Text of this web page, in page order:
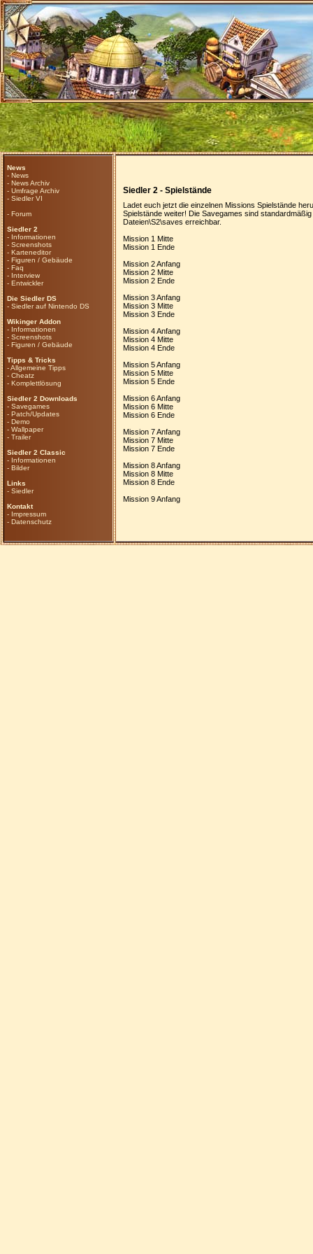
News
- News
- News Archiv
- Umfrage Archiv
- Siedler VI
- Forum
Siedler 2
- Informationen
- Screenshots
- Karteneditor
- Figuren / Gebäude
- Faq
- Interview
- Entwickler
Die Siedler DS
- Siedler auf Nintendo DS
Wikinger Addon
- Informationen
- Screenshots
- Figuren / Gebäude
Tipps & Tricks
-Allgemeine Tipps
- Cheatz
- Komplettlösung
Siedler 2 Downloads
- Savegames
- Patch/Updates
- Demo
- Wallpaper
- Trailer
Siedler 2 Classic
- Informationen
- Bilder
Links
- Siedler
Kontakt
- Impressum
- Datenschutz
Siedler 2 - Spielstände
Ladet euch jetzt die einzelnen Missions Spielstände
Spielstände weiter! Die Savegames sind
Dateien\S2\saves erreichbar.
Mission 1 Mitte
Mission 1 Ende
Mission 2 Anfang
Mission 2 Mitte
Mission 2 Ende
Mission 3 Anfang
Mission 3 Mitte
Mission 3 Ende
Mission 4 Anfang
Mission 4 Mitte
Mission 4 Ende
Mission 5 Anfang
Mission 5 Mitte
Mission 5 Ende
Mission 6 Anfang
Mission 6 Mitte
Mission 6 Ende
Mission 7 Anfang
Mission 7 Mitte
Mission 7 Ende
Mission 8 Anfang
Mission 8 Mitte
Mission 8 Ende
Mission 9 Anfang